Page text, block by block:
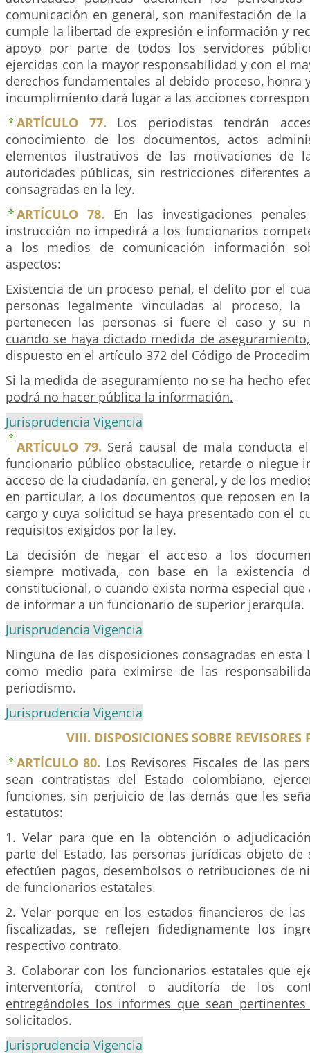
comunicación en general, son manifestación de
cumple la libertad de expresión e información y
apoyo por parte de todos los servidores
ejercidas con la mayor responsabilidad y con el
derechos fundamentales al debido proceso, honra
incumplimiento dará lugar a las acciones
ARTÍCULO 77. Los periodistas tendrán
conocimiento de los documentos, actos
elementos ilustrativos de las motivaciones de
autoridades públicas, sin restricciones diferentes
consagradas en la ley.
ARTÍCULO 78. En las investigaciones
instrucción no impedirá a los funcionarios
a los medios de comunicación información
aspectos:
Existencia de un proceso penal, el delito por el
personas legalmente vinculadas al proceso,
pertenecen las personas si fuere el caso y su
cuando se haya dictado medida de
dispuesto en el artículo 372 del Código de
Si la medida de aseguramiento no se ha hecho
podrá no hacer pública la información.
Jurisprudencia Vigencia
ARTÍCULO 79. Será causal de mala conducta
funcionario público obstaculice, retarde o niegue
acceso de la ciudadanía, en general, y de los
en particular, a los documentos que reposen en
cargo y cuya solicitud se haya presentado con el
requisitos exigidos por la ley.
La decisión de negar el acceso a los
siempre motivada, con base en la existencia
constitucional, o cuando exista norma especial
de informar a un funcionario de superior jerarquía.
Jurisprudencia Vigencia
Ninguna de las disposiciones consagradas en esta
como medio para eximirse de las
periodismo.
Jurisprudencia Vigencia
VIII. DISPOSICIONES SOBRE REVISORES
ARTÍCULO 80. Los Revisores Fiscales de las
sean contratistas del Estado colombiano,
funciones, sin perjuicio de las demás que les
estatutos:
1. Velar para que en la obtención o
parte del Estado, las personas jurídicas objeto de
efectúen pagos, desembolsos o retribuciones de
de funcionarios estatales.
2. Velar porque en los estados financieros de
fiscalizadas, se reflejen fidedignamente los
respectivo contrato.
3. Colaborar con los funcionarios estatales que
interventoría, control o auditoría de los
entregándoles los informes que sean
solicitados.
Jurisprudencia Vigencia